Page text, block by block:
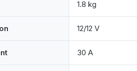
1.8 kg
12/12 V
30 A